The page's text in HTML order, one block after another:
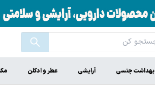
بهداشت جنسی آرایشی عطر و ادکلن